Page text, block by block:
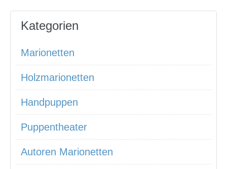
Kategorien
Marionetten
Holzmarionetten
Handpuppen
Puppentheater
Autoren Marionetten